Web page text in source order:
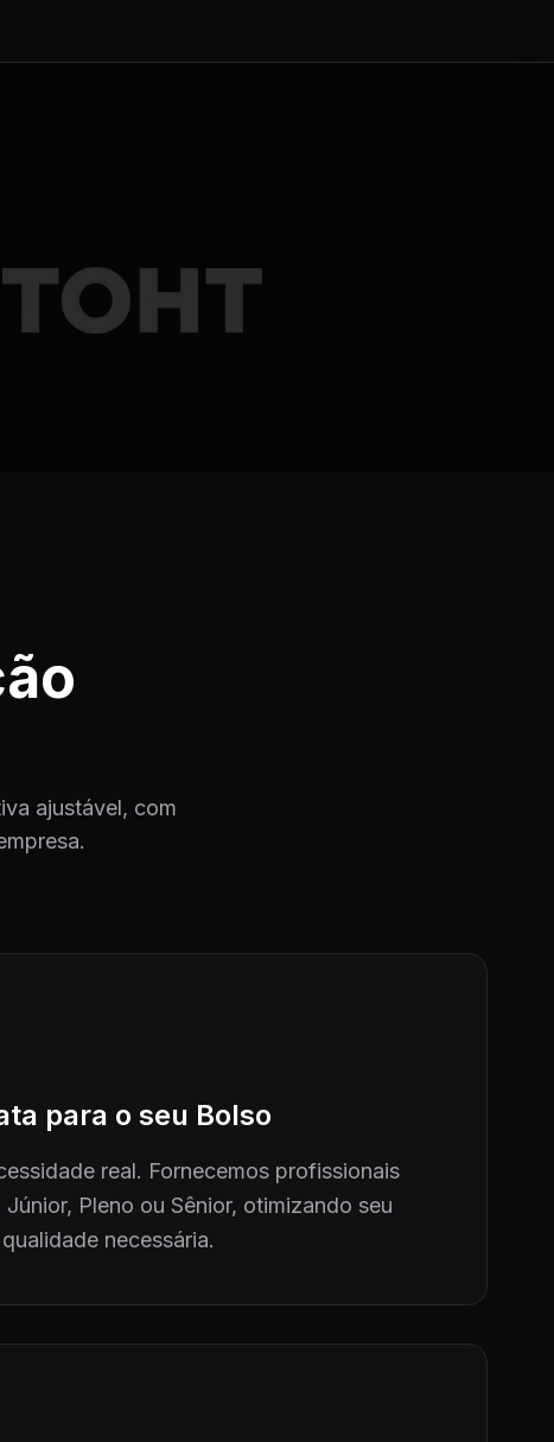
ajustável, com
para o seu Bolso
real. Fornecemos profissionais
Pleno ou Sênior, otimizando seu
necessária.